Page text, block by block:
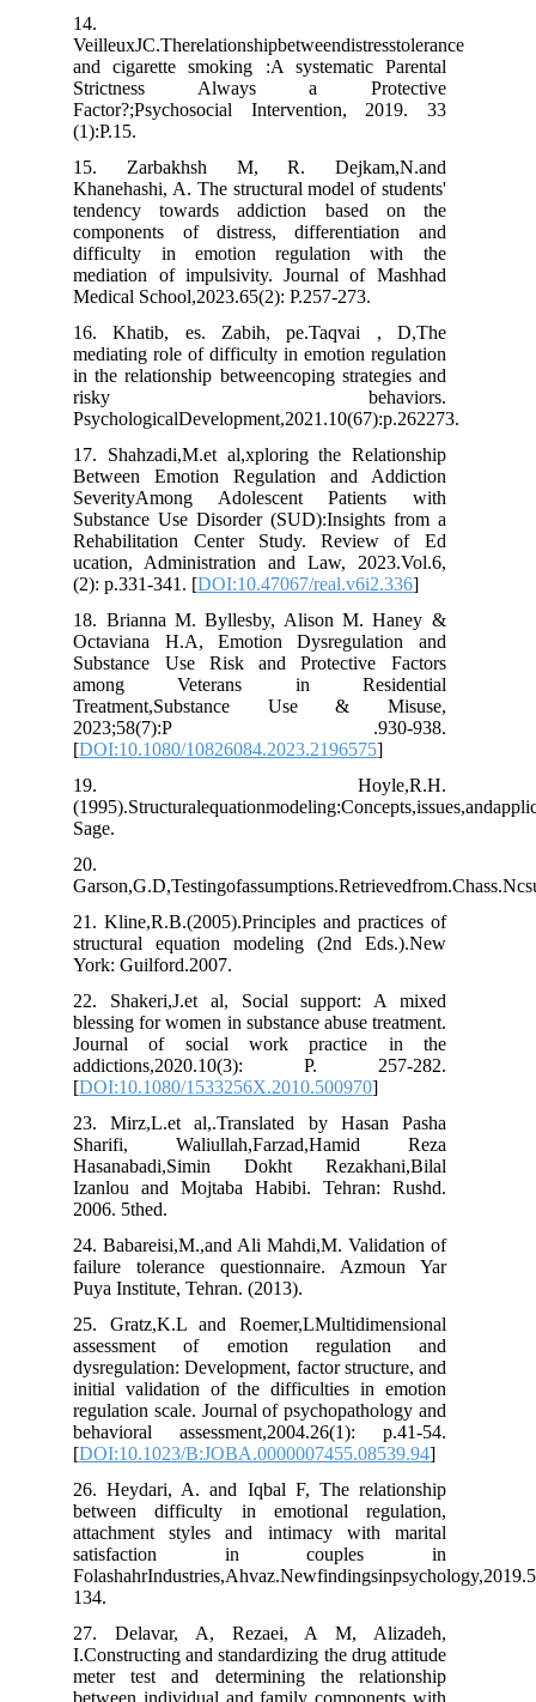
VeilleuxJC.Therelationshipbetweendistresstolerance
and cigarette smoking :A systematic Parental
Strictness Always a Protective
Factor?;Psychosocial Intervention, 2019. 33
15. Zarbakhsh M, R. Dejkam,N.and
Khanehashi, A. The structural model of students'
tendency towards addiction based on the
components of distress, differentiation and
difficulty in emotion regulation with the
mediation of impulsivity. Journal of Mashhad
Medical School,2023.65(2): P.257-273.
16. Khatib, es. Zabih, pe.Taqvai , D,The
mediating role of difficulty in emotion regulation
in the relationship betweencoping strategies and
risky behaviors.
PsychologicalDevelopment,2021.10(67):p.262273.
17. Shahzadi,M.et al,xploring the Relationship
Between Emotion Regulation and Addiction
SeverityAmong Adolescent Patients with
Substance Use Disorder (SUD):Insights from a
Rehabilitation Center Study. Review of Ed
ucation, Administration and Law, 2023.Vol.6,
(2): p.331-341. [DOI:10.47067/real.v6i2.336
18. Brianna M. Byllesby, Alison M. Haney &
Octaviana H.A, Emotion Dysregulation and
Substance Use Risk and Protective Factors
among Veterans in Residential
Treatment,Substance Use & Misuse,
2023;58(7):P .930-938.
[DOI:10.1080/10826084.2023.2196575
19. Hoyle,R.H.
21. Kline,R.B.(2005).Principles and practices of
structural equation modeling (2nd Eds.).New
York: Guilford.2007.
22. Shakeri,J.et al, Social support: A mixed
blessing for women in substance abuse treatment.
Journal of social work practice in the
addictions,2020.10(3): P. 257-282.
[DOI:10.1080/1533256X.2010.500970
23. Mirz,L.et al,.Translated by Hasan Pasha
Sharifi, Waliullah,Farzad,Hamid Reza
Hasanabadi,Simin Dokht Rezakhani,Bilal
Izanlou and Mojtaba Habibi. Tehran: Rushd.
2006. 5thed.
24. Babareisi,M.,and Ali Mahdi,M. Validation of
failure tolerance questionnaire. Azmoun Yar
Puya Institute, Tehran. (2013).
25. Gratz,K.L and Roemer,LMultidimensional
assessment of emotion regulation and
dysregulation: Development, factor structure, and
initial validation of the difficulties in emotion
regulation scale. Journal of psychopathology and
behavioral assessment,2004.26(1): p.41-54.
[DOI:10.1023/B:JOBA.0000007455.08539.94
26. Heydari, A. and Iqbal F, The relationship
between difficulty in emotional regulation,
attachment styles and intimacy with marital
satisfaction in couples in
27. Delavar, A, Rezaei, A M, Alizadeh,
I.Constructing and standardizing the drug attitude
meter test and determining the relationship